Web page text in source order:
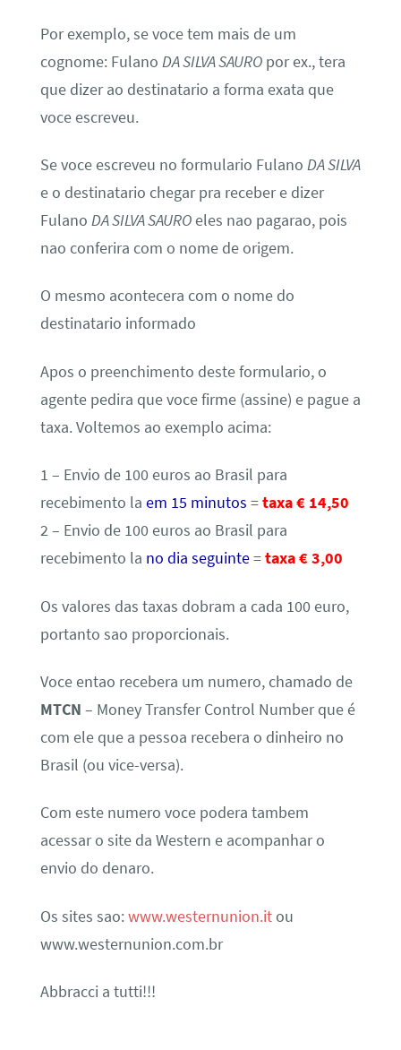
Por exemplo, se voce tem mais de um
cognome: Fulano DA SILVA SAUROpor ex., tera
que dizer ao destinatario a forma exata que
voce escreveu.
Se voce escreveu no formulario Fulano DA SILVA
e o destinatario chegar pra receber e dizer
Fulano DA SILVA SAUROeles nao pagarao, pois
nao conferira com o nome de origem.
O mesmo acontecera com o nome do
destinatario informado
Apos o preenchimento deste formulario, o
agente pedira que voce firme (assine) e pague a
taxa. Voltemos ao exemplo acima:
1 – Envio de 100 euros ao Brasil para
recebimento la em 15 minutos =taxa € 14,50
2 – Envio de 100 euros ao Brasil para
recebimento la no dia seguinte=taxa € 3,00
Os valores das taxas dobram a cada 100 euro,
portanto sao proporcionais.
Voce entao recebera um numero, chamado de
MTCN – Money Transfer Control Number que é
com ele que a pessoa recebera o dinheiro no
Brasil (ou vice-versa).
Com este numero voce podera tambem
acessar o site da Western e acompanhar o
envio do denaro.
Os sites sao:www.westernunion.itou
www.westernunion.com.br
Abbracci a tutti!!!